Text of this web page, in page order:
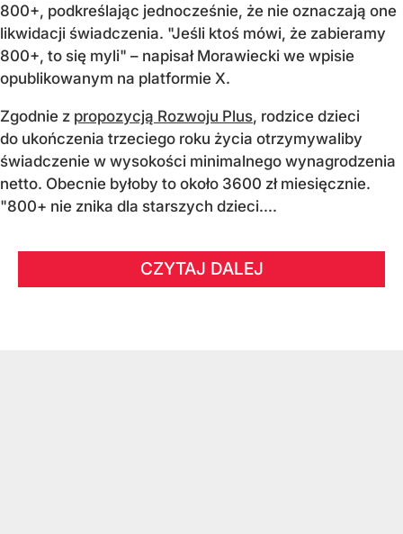
800+, podkreślając jednocześnie, że nie oznaczają one
likwidacji świadczenia. "Jeśli ktoś mówi, że zabieramy
800+, to się myli" – napisał Morawiecki we wpisie
opublikowanym na platformie X.
Zgodnie z propozycją Rozwoju Plus, rodzice dzieci
do ukończenia trzeciego roku życia otrzymywaliby
świadczenie w wysokości minimalnego wynagrodzenia
netto. Obecnie byłoby to około 3600 zł miesięcznie.
"800+ nie znika dla starszych dzieci....
CZYTAJ DALEJ